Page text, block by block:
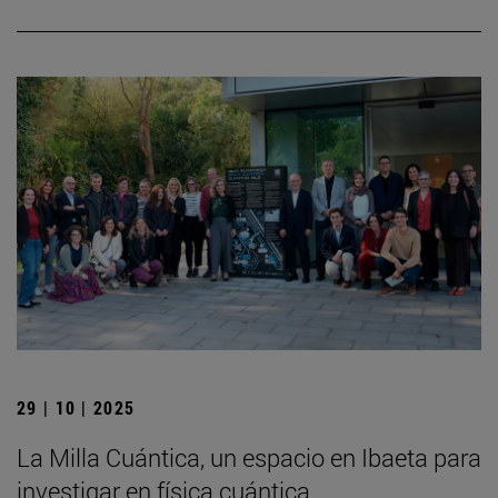
29 | 10 | 2025
La Milla Cuántica, un espacio en Ibaeta para
investigar en física cuántica